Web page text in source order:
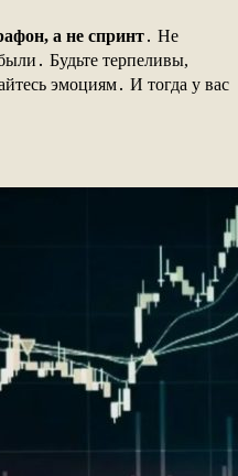
а не спринт․ Не
Будьте терпеливы,
эмоциям․ И тогда у вас